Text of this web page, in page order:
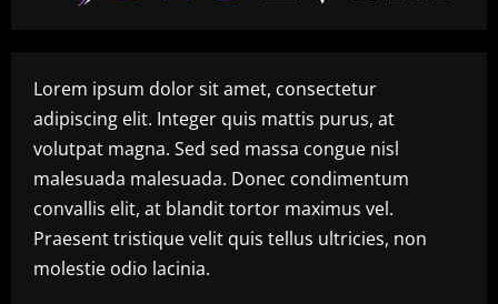
Lorem ipsum dolor sit amet, consectetur
adipiscing elit. Integer quis mattis purus, at
volutpat magna. Sed sed massa congue nisl
malesuada malesuada. Donec condimentum
convallis elit, at blandit tortor maximus vel.
Praesent tristique velit quis tellus ultricies, non
molestie odio lacinia.